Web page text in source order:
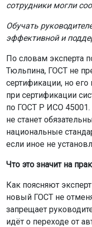
сотрудники могли
Обучать
эффективной и
По словам эксперта
Тюльпина, ГОСТ не
сертификации, но
при сертификации
по ГОСТ Р ИСО 45001.
не станет
национальные
если иное не
Что это значит на
Как поясняют
новый ГОСТ не
запрещает
идёт о переходе от